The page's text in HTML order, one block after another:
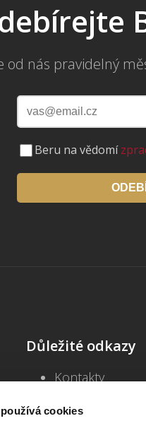
cookies
od nás pravidelný
Beru na vědomí
Důležité odkazy
Kontakty
Blog